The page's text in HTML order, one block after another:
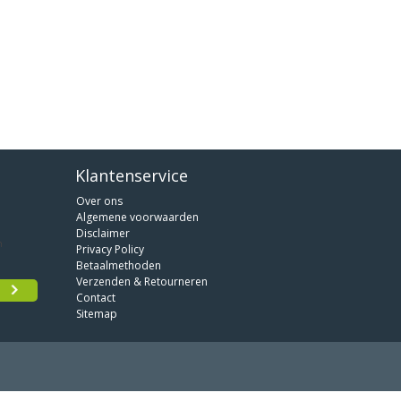
Klantenservice
Over ons
Algemene voorwaarden
Disclaimer
Privacy Policy
Betaalmethoden
Verzenden & Retourneren
Contact
Sitemap